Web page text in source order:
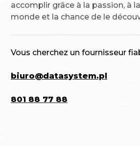
accomplir grâce à la passion, à
monde et la chance de le
Vous cherchez un fournisseur
biuro@datasystem.pl
801 88 77 88